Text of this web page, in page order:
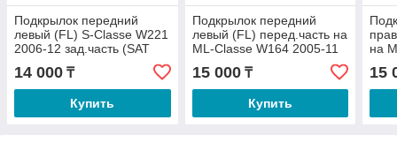
Подкрылок передний
левый (FL) S-Classe W221
2006-12 зад.часть (SAT
14 000 ₸
Купить
Подкрылок передний
левый (FL) перед.часть на
ML-Classe W164 2005-11
(SAT TW)
15 000₸
Купить
на
15